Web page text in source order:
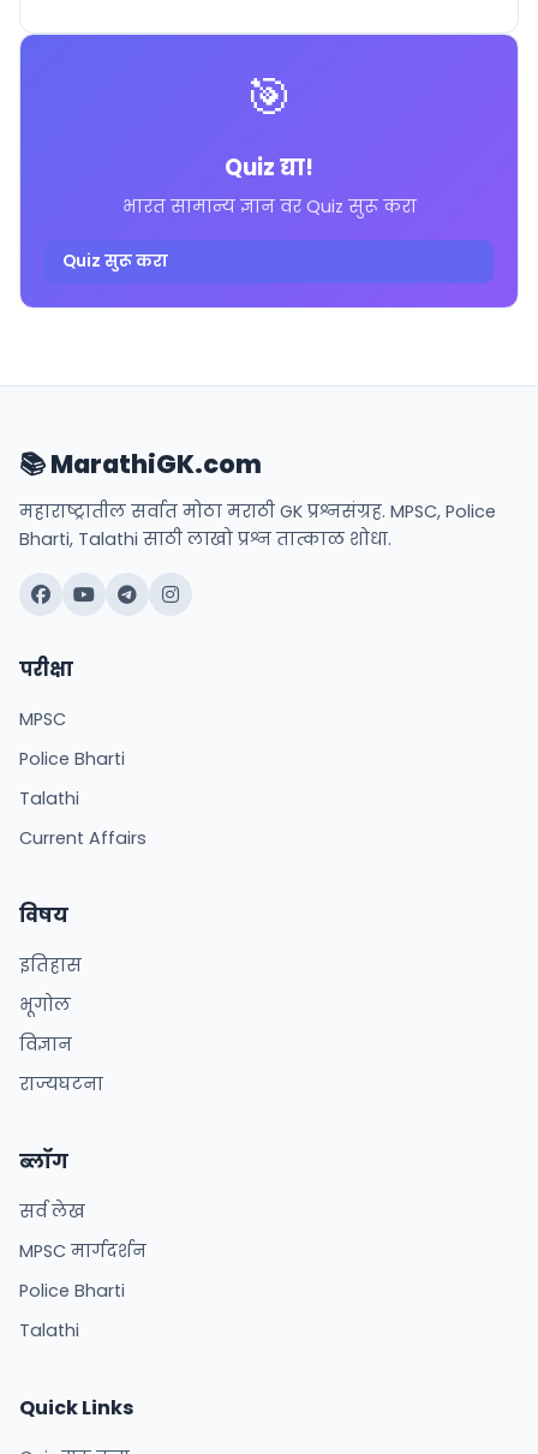
🎯
Quiz द्या!
भारत सामान्य ज्ञान वर Quiz सुरू करा
Quiz सुरू करा
📚 MarathiGK.com
महाराष्ट्रातील सर्वात मोठा मराठी GK प्रश्नसंग्रह. MPSC, Police
Bharti, Talathi साठी लाखो प्रश्न तात्काळ शोधा.
परीक्षा
MPSC
Police Bharti
Talathi
Current Affairs
विषय
इतिहास
भूगोल
विज्ञान
राज्यघटना
ब्लॉग
सर्व लेख
MPSC मार्गदर्शन
Police Bharti
Talathi
Quick Links